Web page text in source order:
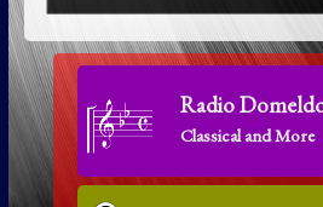
Radio
Classical and More